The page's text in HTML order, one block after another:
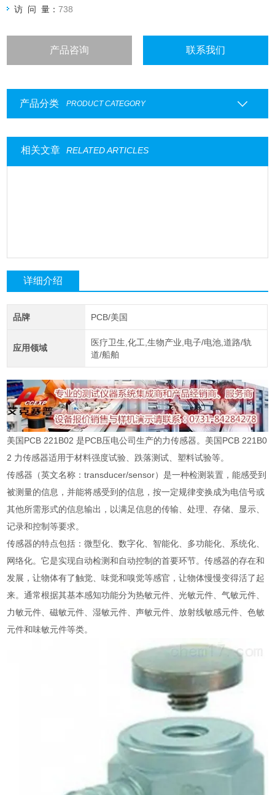
访 问 量：738
产品咨询 联系我们
产品分类 PRODUCT CATEGORY
相关文章 RELATED ARTICLES
详细介绍
品牌 PCB/美国
应用领域
医疗卫生,化工,生物产业,电子/电池,道路/轨
道/船舶
美国PCB 221B02 是PCB压电公司生产的力传感器。美国PCB 221B0
2 力传感器适用于材料强度试验、跌落测试、塑料试验等。
传感器（英文名称：transducer/sensor）是一种检测装置，能感受到
被测量的信息，并能将感受到的信息，按一定规律变换成为电信号或
其他所需形式的信息输出，以满足信息的传输、处理、存储、显示、
记录和控制等要求。
传感器的特点包括：微型化、数字化、智能化、多功能化、系统化、
网络化。它是实现自动检测和自动控制的首要环节。传感器的存在和
发展，让物体有了触觉、味觉和嗅觉等感官，让物体慢慢变得活了起
来。通常根据其基本感知功能分为热敏元件、光敏元件、气敏元件、
力敏元件、磁敏元件、湿敏元件、声敏元件、放射线敏感元件、色敏
元件和味敏元件等类。